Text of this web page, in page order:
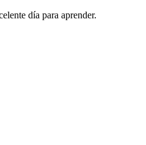
día para aprender.